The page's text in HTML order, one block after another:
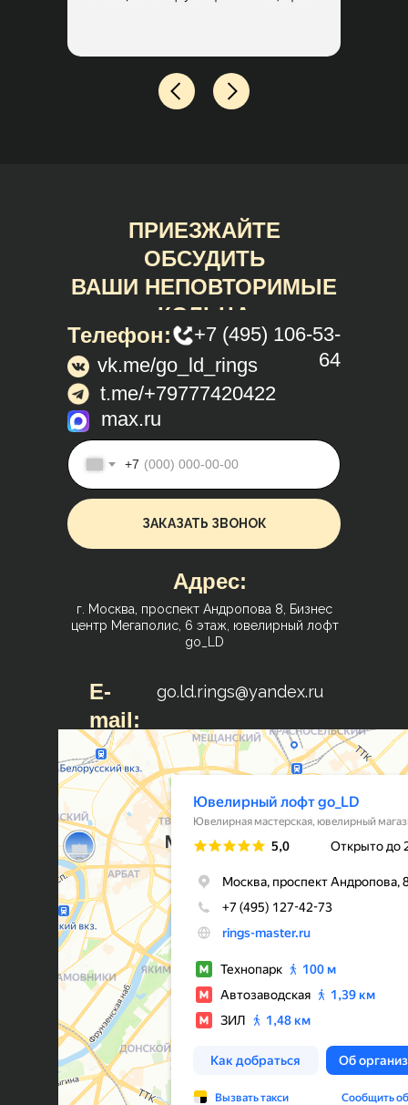
ПРИЕЗЖАЙТЕ
ОБСУДИТЬ
ВАШИ НЕПОВТОРИМЫЕ
КОЛЬЦА
Телефон:
+7 (495) 106-53-
64
vk.me/go_ld_rings
Адрес:
г. Москва, проспект Андропова 8, Бизнес
центр Мегаполис, 6 этаж, ювелирный лофт
go_LD
E-
mail:
go.ld.rings@yandex.ru
t.me/+79777420422
max.ru
+7
ЗАКАЗАТЬ ЗВОНОК